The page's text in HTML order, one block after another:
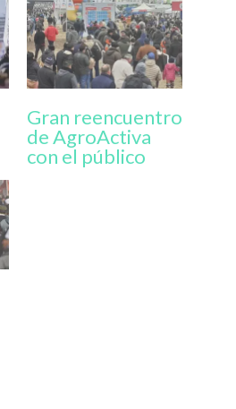
Gran reencuentro
de AgroActiva
con el público